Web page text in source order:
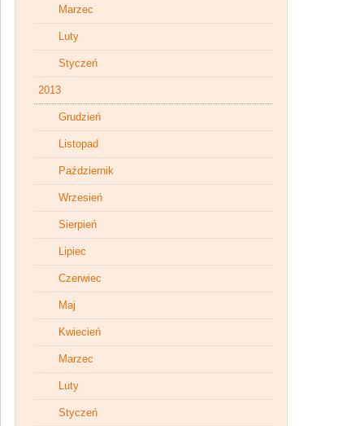
Marzec
Luty
Styczeń
2013
Grudzień
Listopad
Październik
Wrzesień
Sierpień
Lipiec
Czerwiec
Maj
Kwiecień
Marzec
Luty
Styczeń